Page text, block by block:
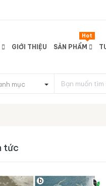
GIỚI THIỆU SẢN PHẨM
Hot
mục
tức